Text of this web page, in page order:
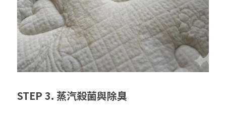
STEP 3. 蒸汽殺菌與除臭